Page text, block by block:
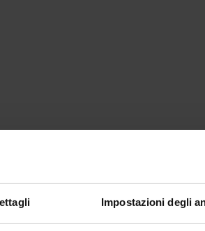
Impostazioni degli